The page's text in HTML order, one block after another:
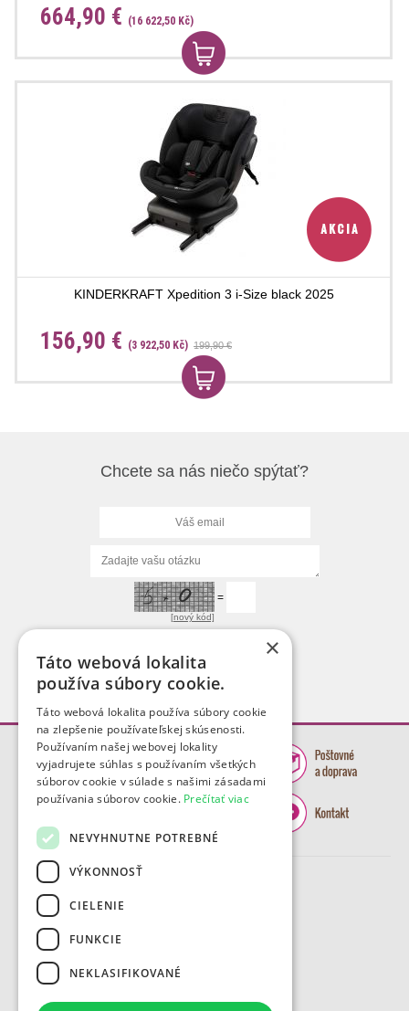
664,90 € (16 622,50 Kč)
KINDERKRAFT Xpedition 3 i-Size black 2025
156,90 € (3 922,50 Kč) 199,90 €
Chcete sa nás niečo spýtať?
[nový kód]
=
×
Táto webová lokalita
používa súbory cookie.
Táto webová lokalita používa súbory cookie
na zlepšenie používateľskej skúsenosti.
Používaním našej webovej lokality
vyjadrujete súhlas s používaním všetkých
súborov cookie v súlade s našimi zásadami
používania súborov cookie. Prečítať viac
NEVYHNUTNE POTREBNÉ
VÝKONNOSŤ
CIELENIE
FUNKCIE
NEKLASIFIKOVANÉ